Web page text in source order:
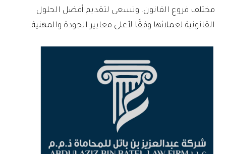
مختلف فروع القانون، وتسعى لتقديم أفضل الحلول
القانونية لعملائها وفقًا لأعلى معايير الجودة والمهنية.